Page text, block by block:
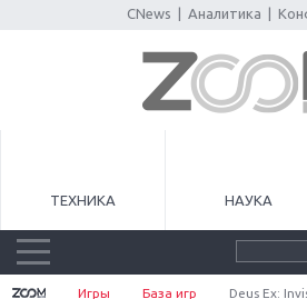
CNews Аналитика
ТЕХНИКА НАУКА
Игры База игр Deus Ex: